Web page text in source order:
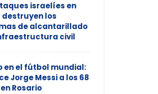
israelíes en
destruyen los
de alcantarillado
civil
en el fútbol mundial:
Jorge Messi a los 68
Rosario